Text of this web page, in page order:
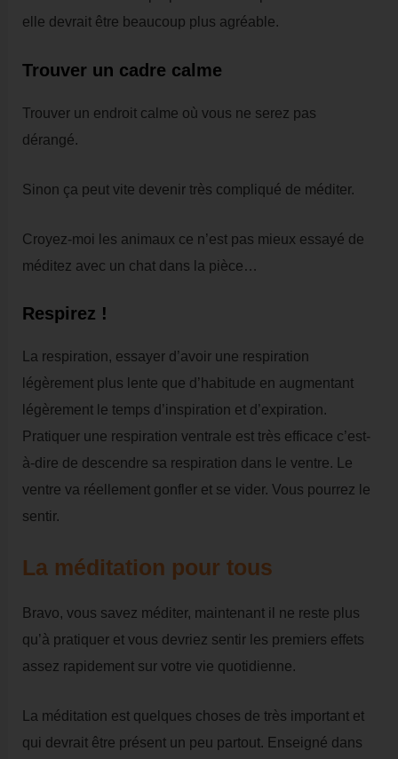
elle devrait être beaucoup plus agréable.
Trouver un cadre calme
Trouver un endroit calme où vous ne serez pas
dérangé.
Sinon ça peut vite devenir très compliqué de méditer.
Croyez-moi les animaux ce n’est pas mieux essayé de
méditez avec un chat dans la pièce…
Respirez !
La respiration, essayer d’avoir une respiration
légèrement plus lente que d’habitude en augmentant
légèrement le temps d’inspiration et d’expiration.
Pratiquer une respiration ventrale est très efficace c’est-
à-dire de descendre sa respiration dans le ventre. Le
ventre va réellement gonfler et se vider. Vous pourrez le
sentir.
La méditation pour tous
Bravo, vous savez méditer, maintenant il ne reste plus
qu’à pratiquer et vous devriez sentir les premiers effets
assez rapidement sur votre vie quotidienne.
La méditation est quelques choses de très important et
qui devrait être présent un peu partout. Enseigné dans